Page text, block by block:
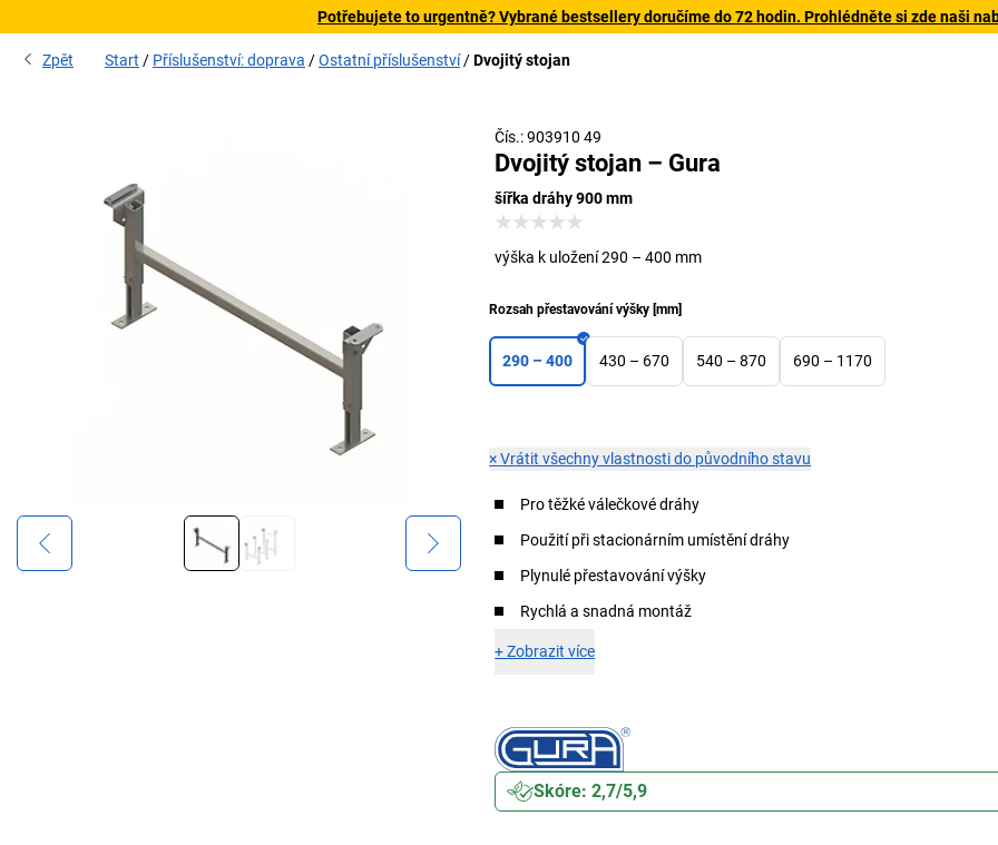
Potřebujete to urgentně? Vybrané bestsellery doručíme do 72 hodin. Prohlédněte si zde naši
Zpět Start Příslušenství: doprava Ostatní příslušenství Dvojitý stojan
Čís.: 903910 49
Dvojitý stojan – Gura
šířka dráhy 900 mm
výška k uložení 290 – 400 mm
Rozsah přestavování výšky [mm]
290 – 400 430 – 670 540 – 870 690 – 1170
×Vrátit všechny vlastnosti do původního stavu
Pro těžké válečkové dráhy
Použití při stacionárním umístění dráhy
Plynulé přestavování výšky
Rychlá a snadná montáž
+Zobrazit více
Skóre: 2,7/5,9